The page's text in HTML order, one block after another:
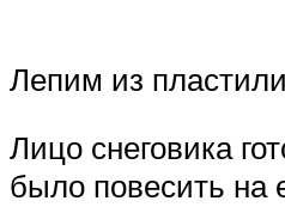
Лепим из
Лицо снеговика
было повесить на